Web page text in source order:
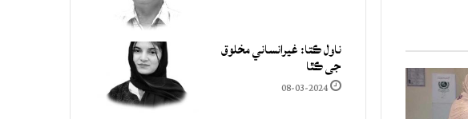
ناول ڪتا: غيرانساني مخلوق
جي ڪٿا
08-03-2024